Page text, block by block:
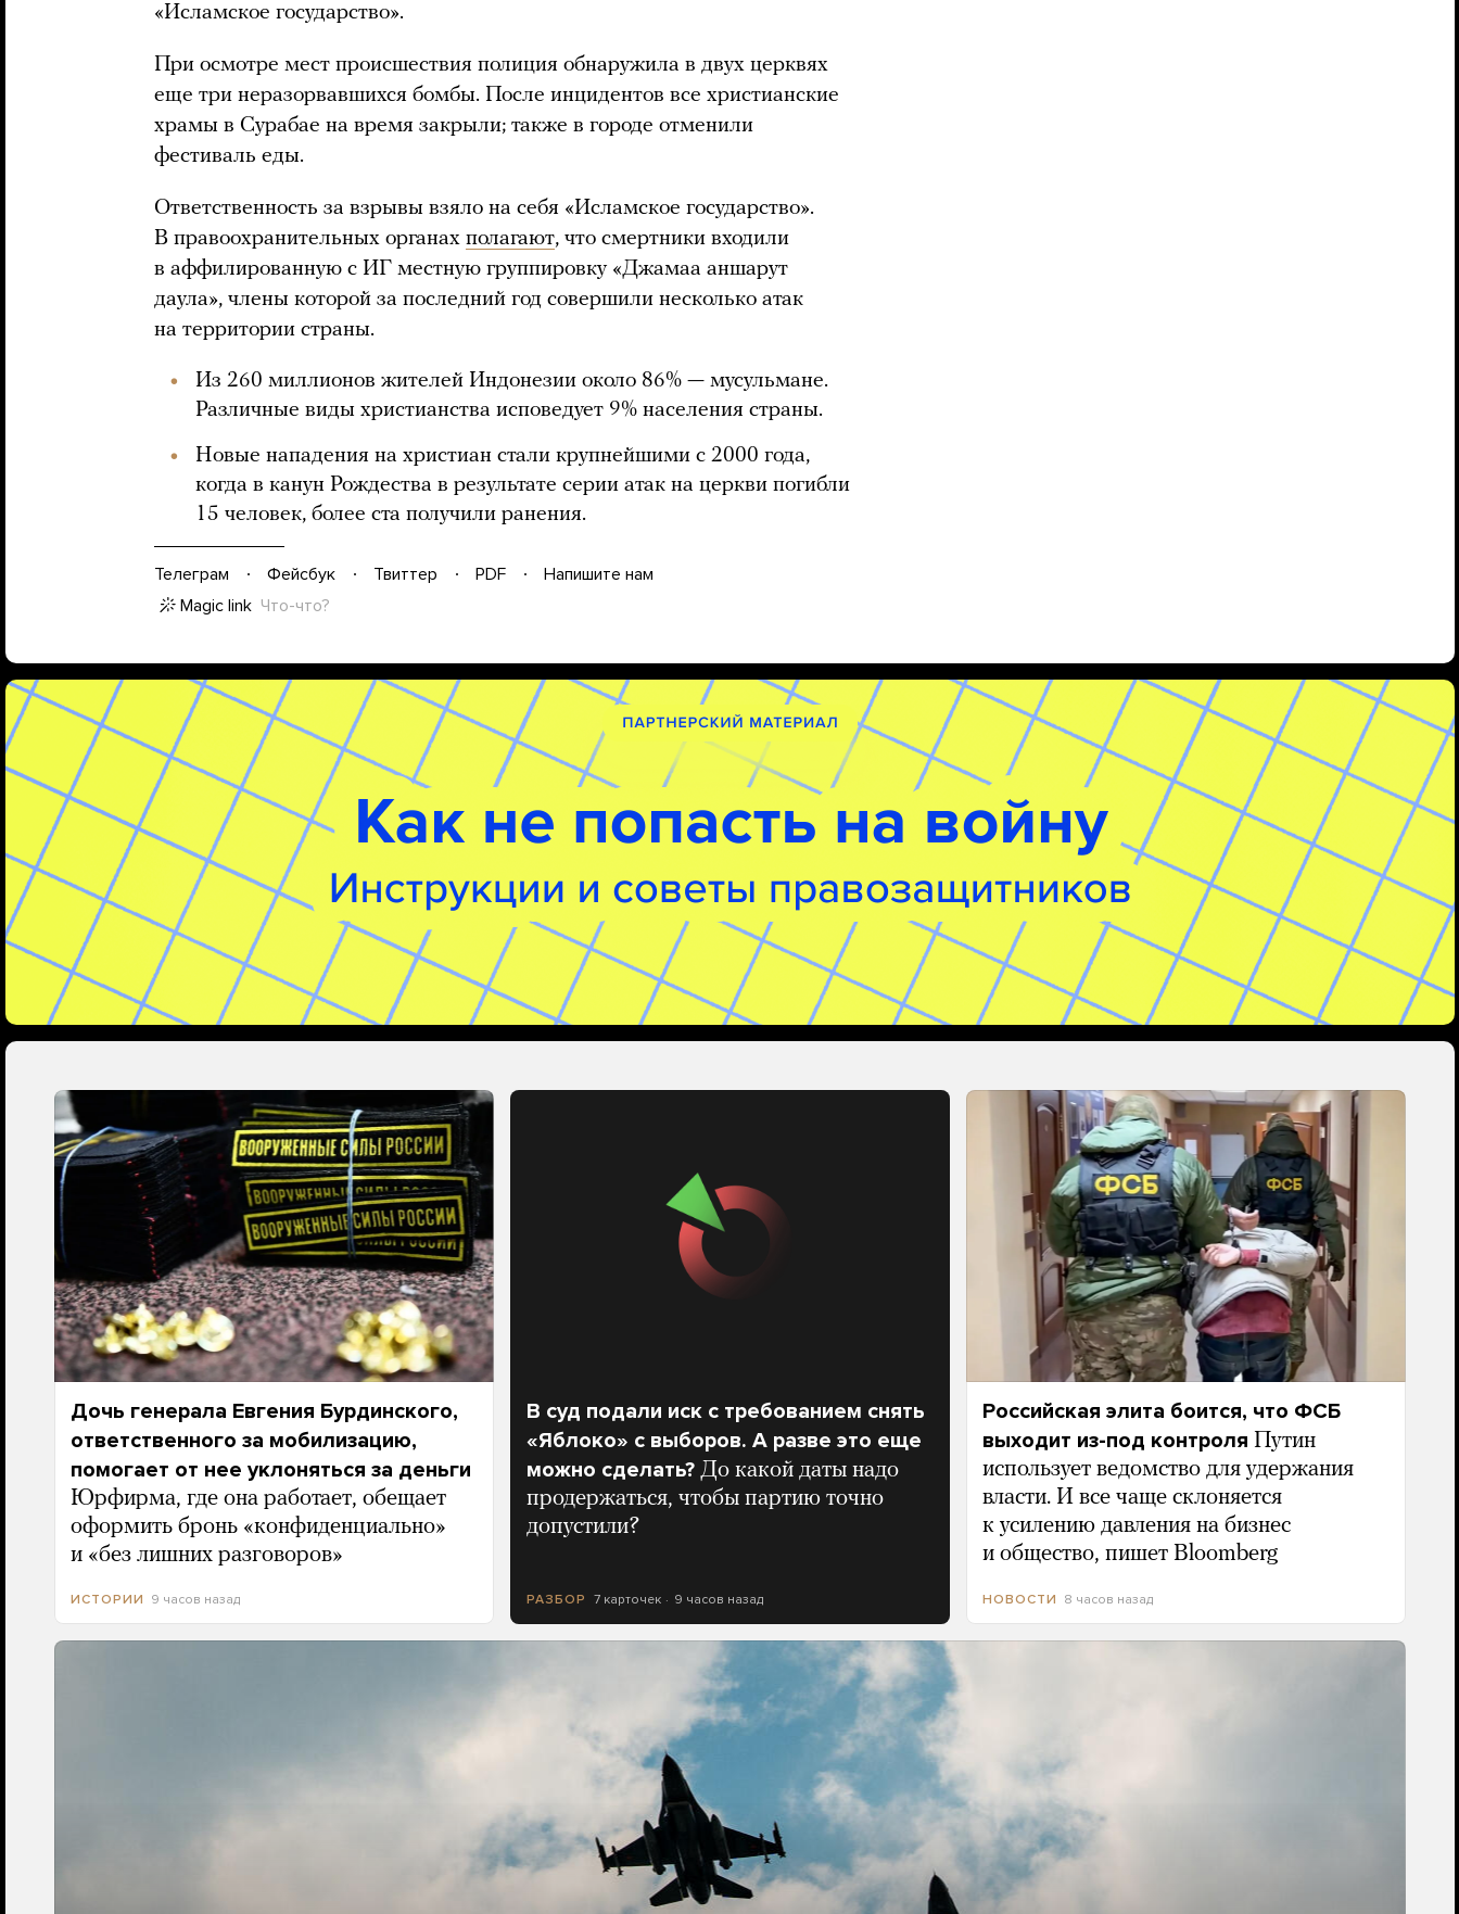
«Исламское государство».
При осмотре мест происшествия полиция обнаружила в двух церквях
еще три неразорвавшихся бомбы. После инцидентов все христианские
храмы в Сурабае на время закрыли; также в городе отменили
фестиваль еды.
Ответственность за взрывы взяло на себя «Исламское государство».
В правоохранительных органах полагают, что смертники входили
в аффилированную с ИГ местную группировку «Джамаа аншарут
даула», члены которой за последний год совершили несколько атак
на территории страны.
Из 260 миллионов жителей Индонезии около 86% — мусульмане.
Различные виды христианства исповедует 9% населения страны.
Новые нападения на христиан стали крупнейшими с 2000 года,
когда в канун Рождества в результате серии атак на церкви погибли
15 человек, более ста получили ранения.
Телеграм Фейсбук Твиттер PDF
Напишите нам
Magic link Что-что?
Дочь генерала Евгения Бурдинского,
ответственного за мобилизацию,
помогает от нее уклоняться за деньги
Юрфирма, где она работает, обещает
оформить бронь «конфиденциально»
и «без лишних разговоров»
ИСТОРИИ 9 часов назад
В суд подали иск с требованием снять
«Яблоко» с выборов. А разве это еще
можно сделать? До какой даты надо
продержаться, чтобы партию точно
допустили?
РАЗБОР 7 карточек 9 часов назад
Российская элита боится, что ФСБ
выходит из-под контроля Путин
использует ведомство для удержания
власти. И все чаще склоняется
к усилению давления на бизнес
и общество, пишет Bloomberg
НОВОСТИ 8 часов назад